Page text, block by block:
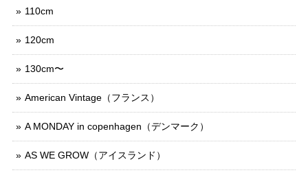
110cm
120cm
130cm〜
American Vintage（フランス）
A MONDAY in copenhagen（デンマーク）
AS WE GROW（アイスランド）